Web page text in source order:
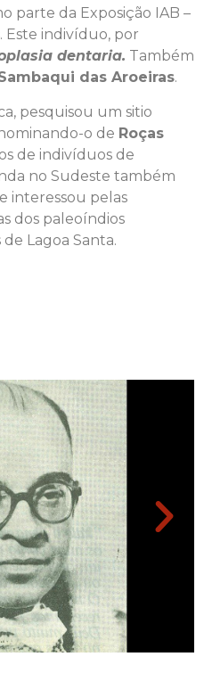
parte da Exposição IAB –
Este indivíduo, por
dentaria. Também
das Aroeiras.
pesquisou um sitio
o de Roças
de indivíduos de
no Sudeste também
interessou pelas
dos paleoíndios
Lagoa Santa.